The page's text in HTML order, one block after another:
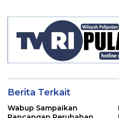
Berita Terkait
Wabup Sampaikan